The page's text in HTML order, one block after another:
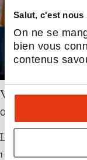
Salut, c'est nous
On ne se
bien vous
contenus
Vu dans le
05 AOÛT 2026
Le réseau Inwin
1 MIN. ACTUALITÉS